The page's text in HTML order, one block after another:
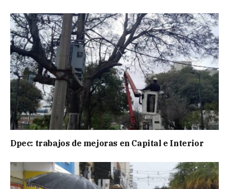
Dpec: trabajos de mejoras en Capital e Interior